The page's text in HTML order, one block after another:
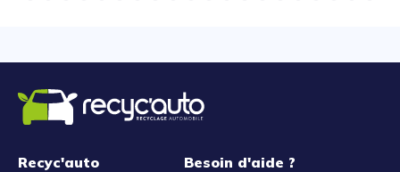
Recyc'auto Besoin d'aide ?